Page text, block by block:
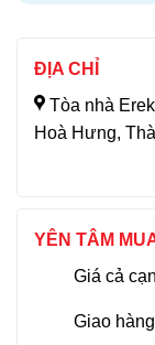
ĐỊA CHỈ
Tòa nhà
Hoà Hưng,
YÊN TÂM
Giá cả
Giao